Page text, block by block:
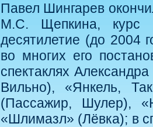
Павел Шингарев
М.С. Щепкина, курс
десятилетие (до 2004
во многих его
спектаклях
Вильно), «Янкель,
(Пассажир, Шулер),
«Шлимазл» (Лёвка); в